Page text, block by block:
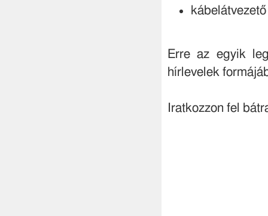
Erre az egyik
hírlevelek
Iratkozzon fel